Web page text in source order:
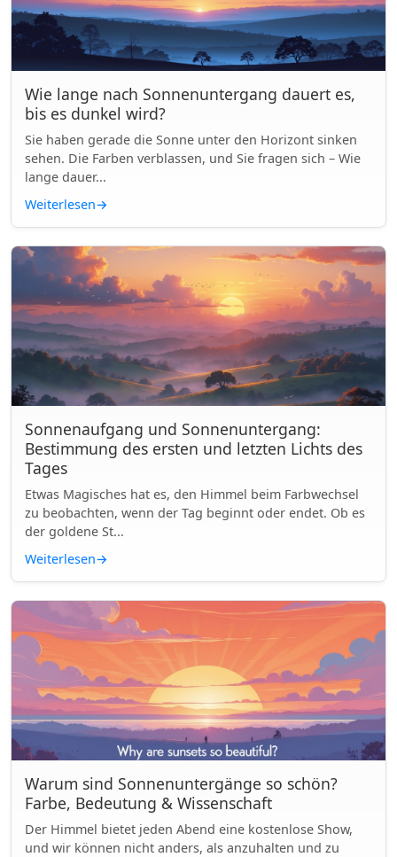
Wie lange nach Sonnenuntergang dauert es,
bis es dunkel wird?
Sie haben gerade die Sonne unter den Horizont sinken
sehen. Die Farben verblassen, und Sie fragen sich – Wie
lange dauer...
Weiterlesen→
Sonnenaufgang und Sonnenuntergang:
Bestimmung des ersten und letzten Lichts des
Tages
Etwas Magisches hat es, den Himmel beim Farbwechsel
zu beobachten, wenn der Tag beginnt oder endet. Ob es
der goldene St...
Weiterlesen→
Warum sind Sonnenuntergänge so schön?
Farbe, Bedeutung & Wissenschaft
Der Himmel bietet jeden Abend eine kostenlose Show,
und wir können nicht anders, als anzuhalten und zu